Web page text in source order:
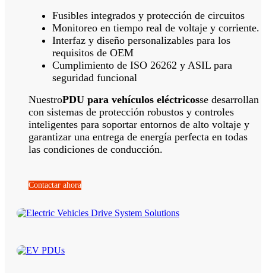
Fusibles integrados y protección de circuitos
Monitoreo en tiempo real de voltaje y corriente.
Interfaz y diseño personalizables para los
requisitos de OEM
Cumplimiento de ISO 26262 y ASIL para
seguridad funcional
NuestroPDU para vehículos eléctricosse desarrollan
con sistemas de protección robustos y controles
inteligentes para soportar entornos de alto voltaje y
garantizar una entrega de energía perfecta en todas
las condiciones de conducción.
Contactar ahora